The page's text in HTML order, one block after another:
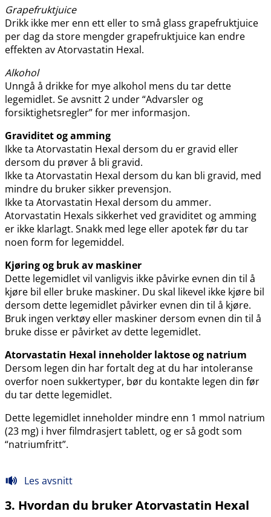
Grapefruktjuice
Drikk ikke mer enn ett eller to små glass grapefruktjuice
per dag da store mengder grapefruktjuice kan endre
effekten av Atorvastatin Hexal.
Alkohol
Unngå å drikke for mye alkohol mens du tar dette
legemidlet. Se avsnitt 2 under “Advarsler og
forsiktighetsregler” for mer informasjon.
Graviditet og amming
Ikke ta Atorvastatin Hexal dersom du er gravid eller
dersom du prøver å bli gravid.
Ikke ta Atorvastatin Hexal dersom du kan bli gravid, med
mindre du bruker sikker prevensjon.
Ikke ta Atorvastatin Hexal dersom du ammer.
Atorvastatin Hexals sikkerhet ved graviditet og amming
er ikke klarlagt. Snakk med lege eller apotek før du tar
noen form for legemiddel.
Kjøring og bruk av maskiner
Dette legemidlet vil vanligvis ikke påvirke evnen din til å
kjøre bil eller bruke maskiner. Du skal likevel ikke kjøre bil
dersom dette legemidlet påvirker evnen din til å kjøre.
Bruk ingen verktøy eller maskiner dersom evnen din til å
bruke disse er påvirket av dette legemidlet.
Atorvastatin Hexal inneholder laktose og natrium
Dersom legen din har fortalt deg at du har intoleranse
overfor noen sukkertyper, bør du kontakte legen din før
du tar dette legemidlet.
Dette legemidlet inneholder mindre enn 1 mmol natrium
(23 mg) i hver filmdrasjert tablett, og er så godt som
“natriumfritt”.
Les avsnitt
3. Hvordan du bruker Atorvastatin Hexal